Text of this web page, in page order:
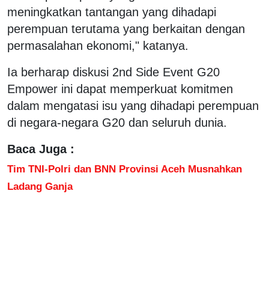
meningkatkan tantangan yang dihadapi
perempuan terutama yang berkaitan dengan
permasalahan ekonomi," katanya.
Ia berharap diskusi 2nd Side Event G20
Empower ini dapat memperkuat komitmen
dalam mengatasi isu yang dihadapi perempuan
di negara-negara G20 dan seluruh dunia.
Baca Juga :
Tim TNI-Polri dan BNN Provinsi Aceh Musnahkan
Ladang Ganja